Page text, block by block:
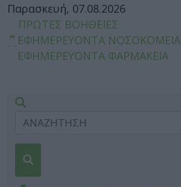
Παρασκευή, 07.08.2026
ΠΡΩΤΕΣ ΒΟΗΘΕΙΕΣ
ΕΦΗΜΕΡΕΥΟΝΤΑ ΝΟΣΟΚΟΜΕΙΑ
ΕΦΗΜΕΡΕΥΟΝΤΑ ΦΑΡΜΑΚΕΙΑ